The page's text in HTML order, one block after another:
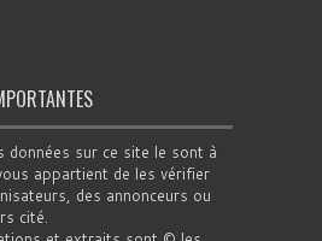
données sur ce site le sont à
appartient de les vérifier
des annonceurs ou
cité.